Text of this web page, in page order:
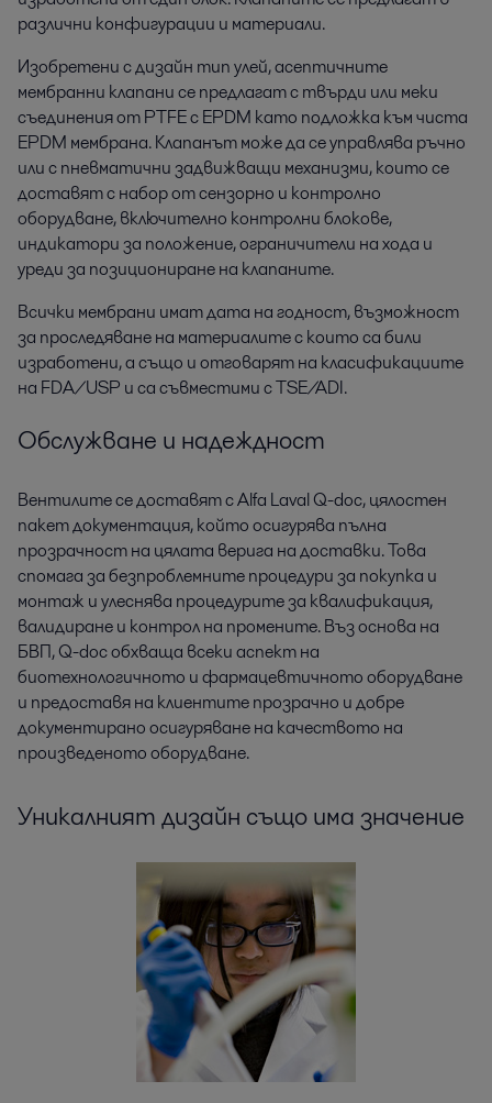
различни конфигурации и материали.
Изобретени с дизайн тип улей, асептичните
мембранни клапани се предлагат с твърди или меки
съединения от PTFE с EPDM като подложка към чиста
EPDM мембрана. Клапанът може да се управлява ръчно
или с пневматични задвижващи механизми, които се
доставят с набор от сензорно и контролно
оборудване, включително контролни блокове,
индикатори за положение, ограничители на хода и
уреди за позициониране на клапаните.
Всички мембрани имат дата на годност, възможност
за проследяване на материалите с които са били
изработени, а също и отговарят на класификациите
на FDA/USP и са съвместими с TSE/ADI.
Обслужване и надеждност
Вентилите се доставят с Alfa Laval Q-doc, цялостен
пакет документация, който осигурява пълна
прозрачност на цялата верига на доставки. Това
спомага за безпроблемните процедури за покупка и
монтаж и улеснява процедурите за квалификация,
валидиране и контрол на промените. Въз основа на
БВП, Q-doc обхваща всеки аспект на
биотехнологичното и фармацевтичното оборудване
и предоставя на клиентите прозрачно и добре
документирано осигуряване на качеството на
произведеното оборудване.
Уникалният дизайн също има значение